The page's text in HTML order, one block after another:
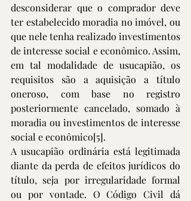
desconsiderar que o comprador deve
ter estabelecido moradia no imóvel, ou
que nele tenha realizado investimentos
de interesse social e econômico. Assim,
em tal modalidade de usucapião, os
requisitos são a aquisição a título
oneroso, com base no registro
posteriormente cancelado, somado à
moradia ou investimentos de interesse
social e econômico[5].
A usucapião ordinária está legitimada
diante da perda de efeitos jurídicos do
título, seja por irregularidade formal
ou por vontade. O Código Civil dá